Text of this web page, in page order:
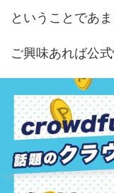
ということであ
ご興味あれば公